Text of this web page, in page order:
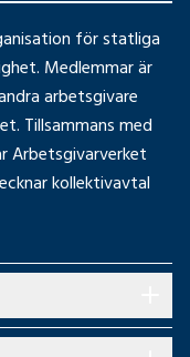
för statliga
Medlemmar är
arbetsgivare
Tillsammans med
Arbetsgivarverket
kollektivavtal